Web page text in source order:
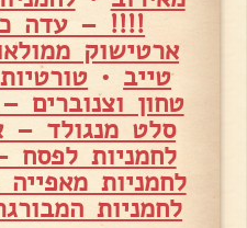
!!!! – עדה
ארטישוק
טייב •
טחון וצנוברים
סלט מנגולד –
לחמניות לפסח
לחמניות
לחמניות